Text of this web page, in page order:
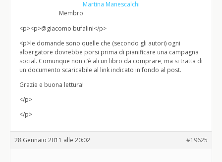
Martina Manescalchi
Membro
<p><p>@giacomo bufalini</p>
<p>le domande sono quelle che (secondo gli autori) ogni
albergatore dovrebbe porsi prima di pianificare una campagna
social. Comunque non c’è alcun libro da comprare, ma si tratta di
un documento scaricabile al link indicato in fondo al post.
Grazie e buona lettura!
</p>
</p>
28 Gennaio 2011 alle 20:02 #19625